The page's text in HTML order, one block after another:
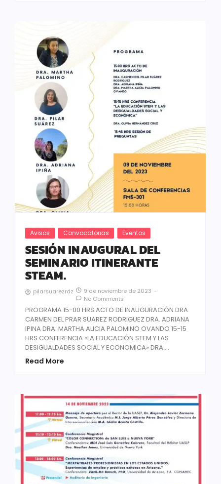
Avisos Convocatorias Eventos
SESIÓN INAUGURAL DEL
SEMINARIO ITINERANTE
STEAM.
pilarsuarezrdz 9 de noviembre de 2023 -
No Comments
PROGRAMA 15-00 HRS ACTO DE INAUGURACIÓN DRA
CARMEN DEL PRAR SUAREZ RODRIGUEZ DRA. ADRIANA
IPINA DRA. MARTHA ALICIA PALOMINO OVANDO 15-15
HRS CONFERENCIA «LA EDUCACIÓN STEM Y LAS
DESIGUALDADES SOCIAL Y ECONOMICA» DRA....
Read More